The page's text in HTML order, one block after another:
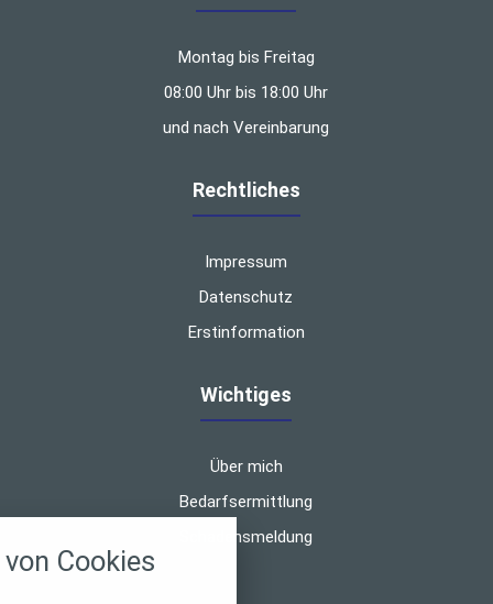
Montag bis Freitag
08:00 Uhr bis 18:00 Uhr
und nach Vereinbarung
Rechtliches
Impressum
Datenschutz
Erstinformation
Wichtiges
Über mich
Bedarfsermittlung
Schadensmeldung
Cookies
alle verwendeten Cookies und